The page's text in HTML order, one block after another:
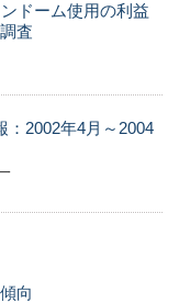
ドーム使用の利益
査
：2002年4月～2004
向